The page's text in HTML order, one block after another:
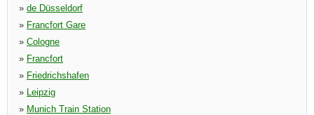
» de Düsseldorf
» Francfort Gare
» Cologne
» Francfort
» Friedrichshafen
» Leipzig
» Munich Train Station